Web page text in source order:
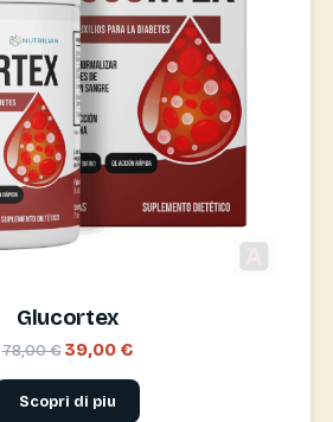
Glucortex
78,00 €39,00 €
Scopri di piu